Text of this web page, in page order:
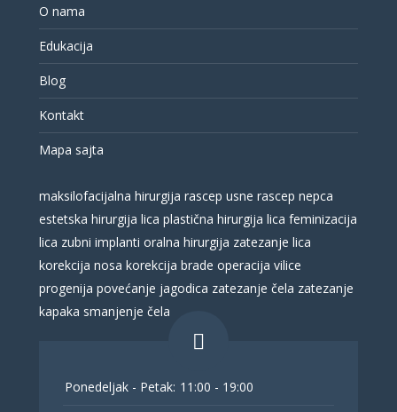
O nama
Edukacija
Blog
Kontakt
Mapa sajta
maksilofacijalna hirurgija rascep usne rascep nepca
estetska hirurgija lica plastična hirurgija lica feminizacija
lica zubni implanti oralna hirurgija zatezanje lica
korekcija nosa korekcija brade operacija vilice
progenija povećanje jagodica zatezanje čela zatezanje
kapaka smanjenje čela
Ponedeljak - Petak: 11:00 - 19:00